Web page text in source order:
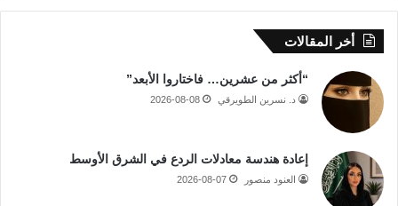
أخر المقالات
“أكثر من عشرين… فاختاروا الأبعد”
د. نسرين الطويرقي 2026-08-08
إعادة هندسة معادلات الردع في الشرق الأوسط
العنود منصور 2026-08-07